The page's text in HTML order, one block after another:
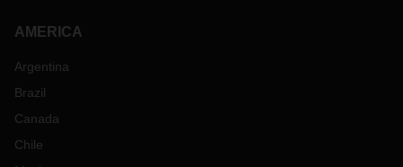
AMERICA
Argentina
Brazil
Canada
Chile